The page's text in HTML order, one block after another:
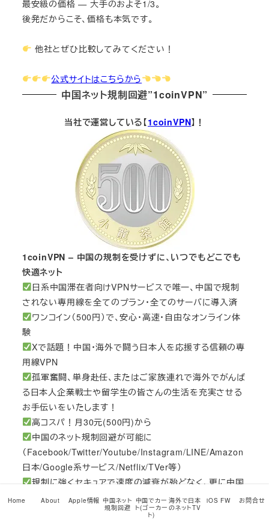
最安級の価格 — 大手のおよそ1/3。
後発だからこそ、価格も本気です。
他社とぜひ比較してみてください！
公式サイトはこちらから
中国ネット規制回避”1coinVPN”
当社で運営している【1coinVPN】！
1coinVPN – 中国の規制を受けずに、いつでもどこでも
快適ネット
日系中国滞在者向けVPNサービスで唯一、中国で規制
されない専用線を全てのプラン・全てのサーバに導入済
ワンコイン（500円）で、安心・高速・自由なオンライン体
験
Xで話題！中国・海外で闘う日本人を応援する信頼の専
用線VPN
孤軍奮闘、単身赴任、またはご家族連れで海外でがんば
る日本人企業戦士や留学生の皆さんの生活を充実させる
お手伝いをいたします！
高コスパ！月30元(500円)から
中国のネット規制回避が可能に
（Facebook/Twitter/Youtube/Instagram/LINE/Amazon
日本/Google系サービス/Netflix/TVer等）
規制に強くセキュアで速度の減衰が殆どなく、更に中国
国内のネットは遅くならない最先端の接続
VLESS+VISIONとHysteria 2方式採用
Home About Apple情報 中国ネット
規制回避
中国でカー
ト(ゴーカー
ト)
海外で日本
のネットTV
iOS FW お問合せ